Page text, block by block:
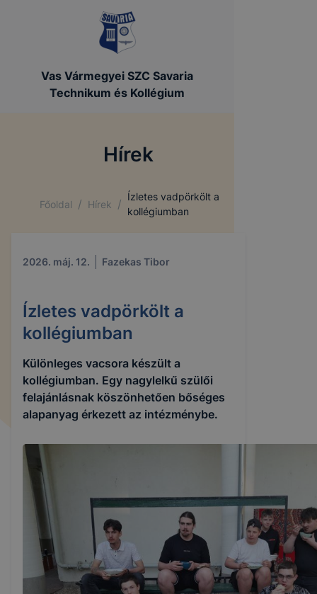
Vas Vármegyei SZC Savaria
Technikum és Kollégium
Hírek
Főoldal / Hírek /
Ízletes vadpörkölt a
kollégiumban
2026. máj. 12. Fazekas Tibor
Ízletes vadpörkölt a
kollégiumban
Különleges vacsora készült a
kollégiumban. Egy nagylelkű szülői
felajánlásnak köszönhetően bőséges
alapanyag érkezett az intézménybe.